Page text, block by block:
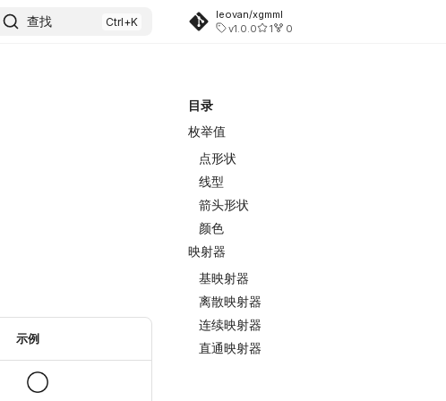
查找
leovan/xgmml
v1.0.0
1 0
目录
枚举值
点形状
线型
箭头形状
颜色
映射器
基映射器
离散映射器
连续映射器
直通映射器
示例